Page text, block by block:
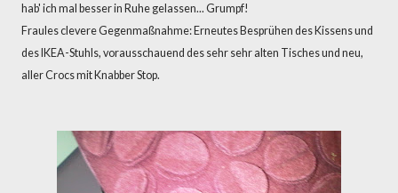
hab' ich mal besser in Ruhe gelassen... Grumpf!
Fraules clevere Gegenmaßnahme: Erneutes Besprühen des Kissens und
des IKEA-Stuhls, vorausschauend des sehr sehr alten Tisches und neu,
aller Crocs mit Knabber Stop.